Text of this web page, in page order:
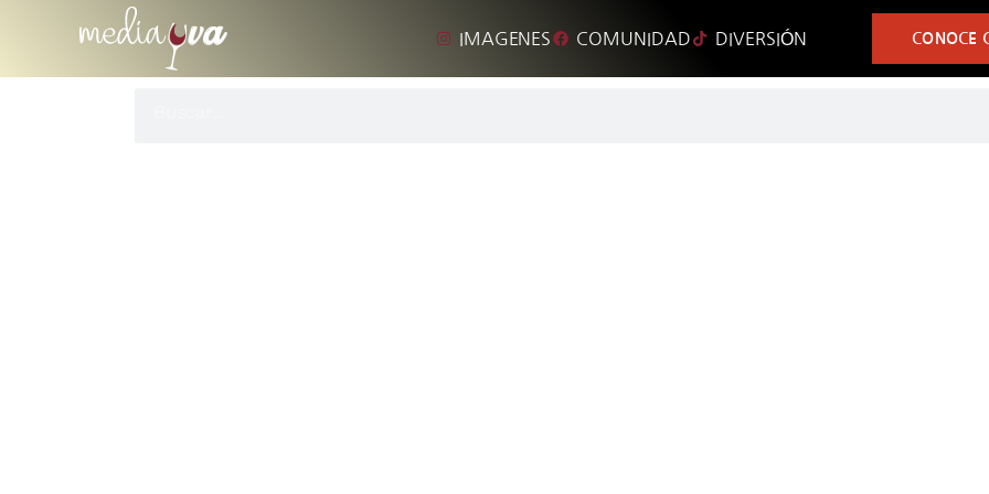
IMAGENES COMUNIDAD DIVERSIÓN CONOCE